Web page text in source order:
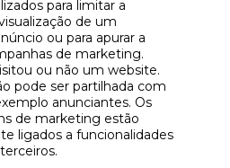
para limitar a
de um
ou para apurar a
de marketing.
ou não um website.
pode ser partilhada com
anunciantes. Os
de marketing estão
ligados a funcionalidades